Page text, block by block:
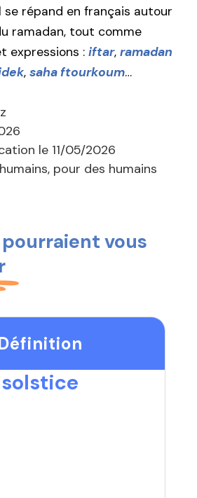
se répand en français autour
ramadan, tout comme
expressions : iftar, ramadan
, saha ftourkoum…
le 11/05/2026
pour des humains
vous
solstice